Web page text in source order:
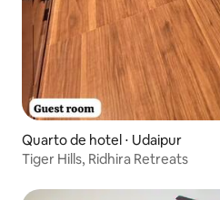
Quarto de hotel ⋅ Udaipur
Tiger Hills, Ridhira Retreats